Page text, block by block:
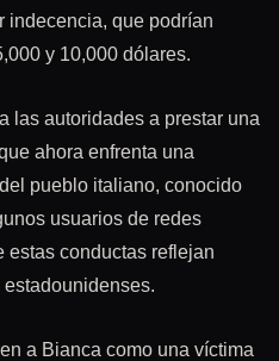
indecencia, que podrían
y 10,000 dólares.
las autoridades a prestar una
ahora enfrenta una
pueblo italiano, conocido
usuarios de redes
estas conductas reflejan
a Bianca como una víctima